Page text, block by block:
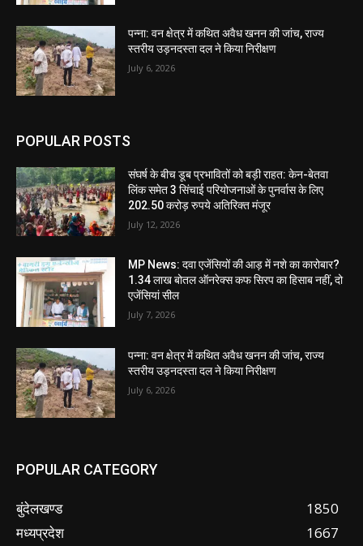
पन्ना: वन क्षेत्र में कथित अवैध खनन की जांच, राज्य
स्तरीय उड़नदस्ता दल ने किया निरीक्षण
July 6, 2026
POPULAR POSTS
संघर्ष के बीच डूब प्रभावितों को बड़ी राहत: केन-बेतवा
लिंक समेत 3 सिंचाई परियोजनाओं के पुनर्वास के लिए
202.50 करोड़ रुपये अतिरिक्त मंजूर
July 12, 2026
MP News: दवा एजेंसियों की आड़ में नशे का कारोबार?
1.34 लाख बोतल ऑनरेक्स कफ सिरप का हिसाब नहीं, दो
एजेंसियां सील
July 7, 2026
पन्ना: वन क्षेत्र में कथित अवैध खनन की जांच, राज्य
स्तरीय उड़नदस्ता दल ने किया निरीक्षण
July 6, 2026
POPULAR CATEGORY
बुंदेलखण्ड
1850
मध्यप्रदेश
1667